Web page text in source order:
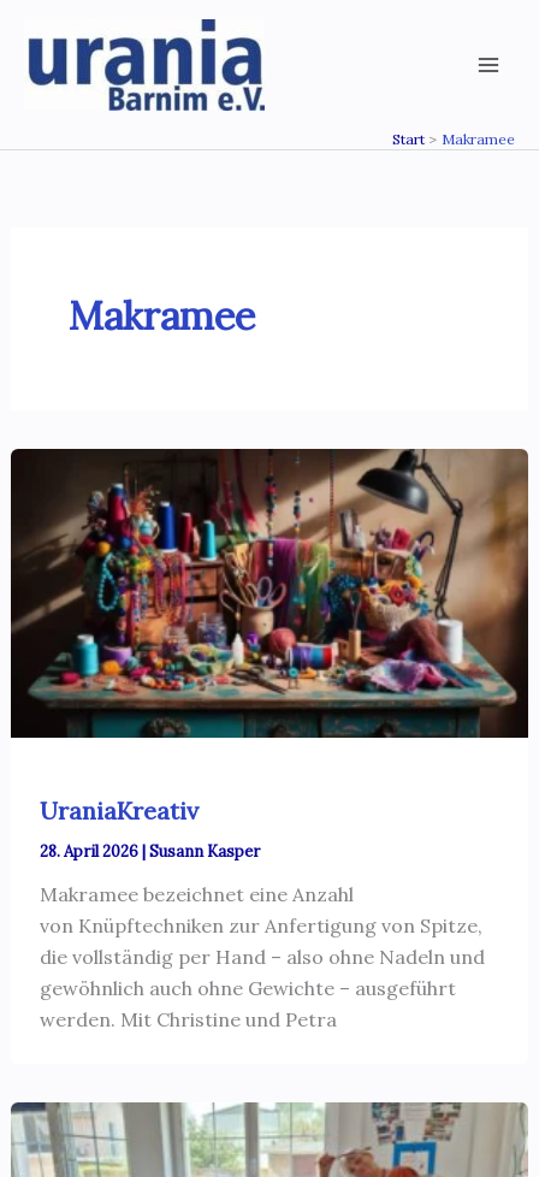
Inhalt
springen
Start Makramee
Makramee
UraniaKreativ
28. April 2026|Susann Kasper
Makramee bezeichnet eine Anzahl
von Knüpftechniken zur Anfertigung von Spitze,
die vollständig per Hand – also ohne Nadeln und
gewöhnlich auch ohne Gewichte – ausgeführt
werden. Mit Christine und Petra